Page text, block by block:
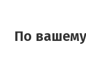
По